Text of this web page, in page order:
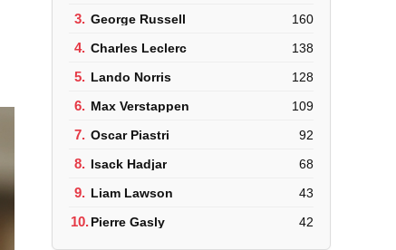
3. George Russell 160
4. Charles Leclerc 138
5. Lando Norris 128
6. Max Verstappen 109
7. Oscar Piastri 92
8. Isack Hadjar 68
9. Liam Lawson 43
10.Pierre Gasly 42